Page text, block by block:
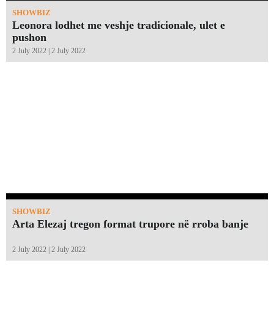
SHOWBIZ
Leonora lodhet me veshje tradicionale, ulet e
pushon
2 July 2022 | 2 July 2022
SHOWBIZ
Arta Elezaj tregon format trupore në rroba banje
2 July 2022 | 2 July 2022